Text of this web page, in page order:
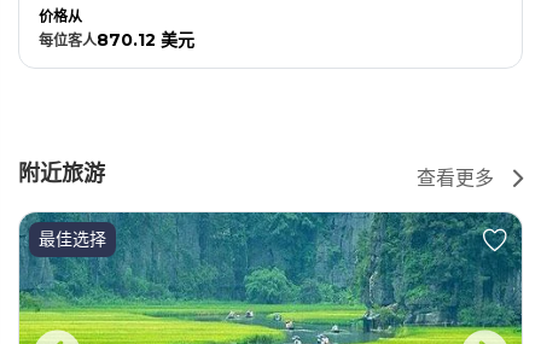
价格从
每位客人870.12 美元
附近旅游 查看更多
最佳选择